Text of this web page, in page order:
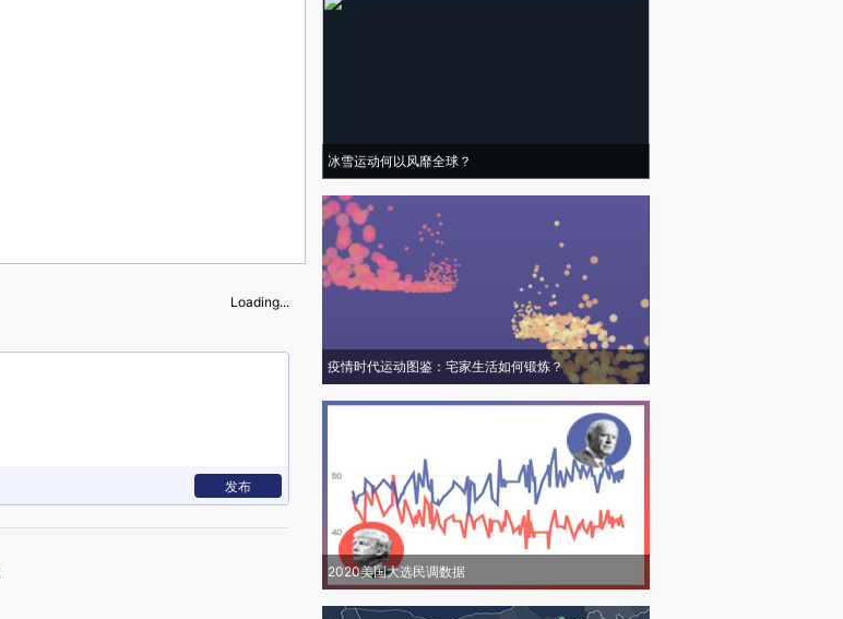
Loading...
发布
冰雪运动何以风靡全球？
疫情时代运动图鉴：宅家生活如何锻炼？
2020美国大选民调数据